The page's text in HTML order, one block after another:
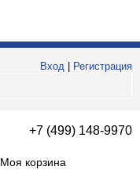
Вход
Регистрация
+7 (499) 148-9970
Моя корзина